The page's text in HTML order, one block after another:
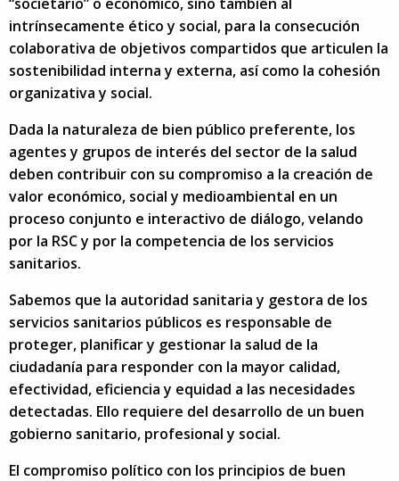
intrínsecamente ético y social, para la consecución
colaborativa de objetivos compartidos que articulen la
sostenibilidad interna y externa, así como la cohesión
organizativa y social.
Dada la naturaleza de bien público preferente, los
agentes y grupos de interés del sector de la salud
deben contribuir con su compromiso a la creación de
valor económico, social y medioambiental en un
proceso conjunto e interactivo de diálogo, velando
por la RSC y por la competencia de los servicios
sanitarios.
Sabemos que la autoridad sanitaria y gestora de los
servicios sanitarios públicos es responsable de
proteger, planificar y gestionar la salud de la
ciudadanía para responder con la mayor calidad,
efectividad, eficiencia y equidad a las necesidades
detectadas. Ello requiere del desarrollo de un buen
gobierno sanitario, profesional y social.
El compromiso político con los principios de buen